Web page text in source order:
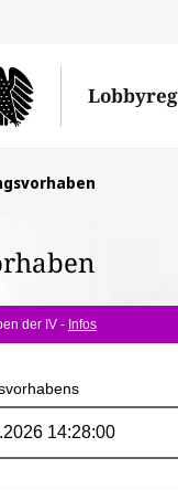
der IV - Infos